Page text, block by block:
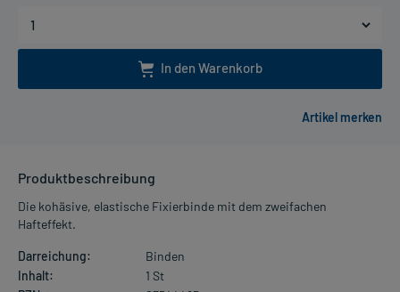
In den Warenkorb
Produktbeschreibung
Die kohäsive, elastische Fixierbinde mit dem zweifachen
Hafteffekt.
Darreichung:
Binden
Inhalt:
1 St